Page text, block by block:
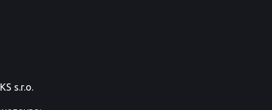
s.r.o.